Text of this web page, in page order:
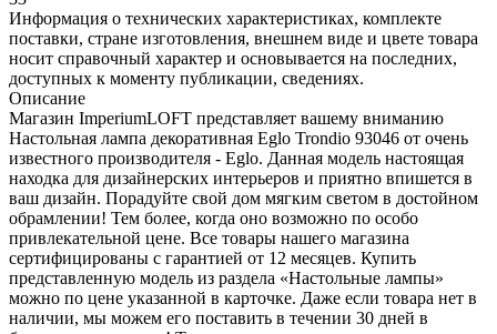
Информация о технических характеристиках, комплекте
поставки, стране изготовления, внешнем виде и цвете товара
носит справочный характер и основывается на последних,
доступных к моменту публикации, сведениях.
Описание
Магазин ImperiumLOFT представляет вашему вниманию
Настольная лампа декоративная Eglo Trondio 93046 от очень
известного производителя - Eglo. Данная модель настоящая
находка для дизайнерских интерьеров и приятно впишется в
ваш дизайн. Порадуйте свой дом мягким светом в достойном
обрамлении! Тем более, когда оно возможно по особо
привлекательной цене. Все товары нашего магазина
сертифицированы с гарантией от 12 месяцев. Купить
представленную модель из раздела «Настольные лампы»
можно по цене указанной в карточке. Даже если товара нет в
наличии, мы можем его поставить в течении 30 дней в